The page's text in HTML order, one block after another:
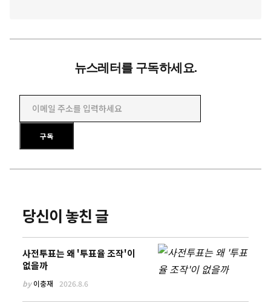
뉴스레터를 구독하세요.
이메일 주소를 입력하세요
구독
당신이 놓친 글
사전투표는 왜 '투표율 조작'이
없을까
by이충재 2026.8.6